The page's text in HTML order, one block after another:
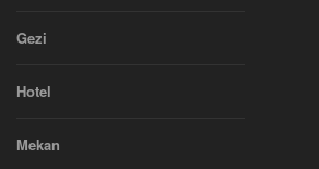
Gezi
Hotel
Mekan